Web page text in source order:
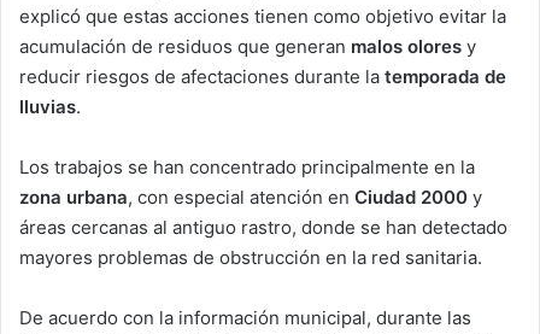
explicó que estas acciones tienen como objetivo evitar la
acumulación de residuos que generan malos olores y
reducir riesgos de afectaciones durante la temporada de
lluvias.
Los trabajos se han concentrado principalmente en la
zona urbana, con especial atención en Ciudad 2000 y
áreas cercanas al antiguo rastro, donde se han detectado
mayores problemas de obstrucción en la red sanitaria.
De acuerdo con la información municipal, durante las